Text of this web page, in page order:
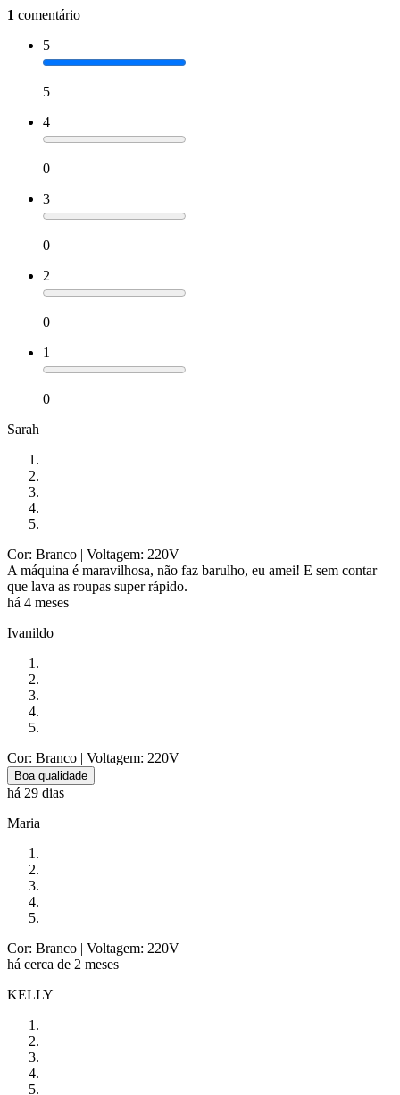
1 comentário
5
5
4
0
3
0
2
0
1
0
Sarah
Cor: Branco | Voltagem: 220V
A máquina é maravilhosa, não faz barulho, eu amei! E sem contar
que lava as roupas super rápido.
há 4 meses
Ivanildo
Cor: Branco | Voltagem: 220V
Boa qualidade
há 29 dias
Maria
Cor: Branco | Voltagem: 220V
há cerca de 2 meses
KELLY